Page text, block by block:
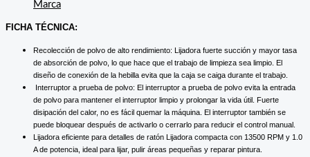
Marca
FICHA TÉCNICA:
Recolección de polvo de alto rendimiento: Lijadora fuerte succión y mayor tasa
de absorción de polvo, lo que hace que el trabajo de limpieza sea limpio. El
diseño de conexión de la hebilla evita que la caja se caiga durante el trabajo.
Interruptor a prueba de polvo: El interruptor a prueba de polvo evita la entrada
de polvo para mantener el interruptor limpio y prolongar la vida útil. Fuerte
disipación del calor, no es fácil quemar la máquina. El interruptor también se
puede bloquear después de activarlo o cerrarlo para reducir el control manual.
Lijadora eficiente para detalles de ratón Lijadora compacta con 13500 RPM y 1.0
A de potencia, ideal para lijar, pulir áreas pequeñas y reparar pintura.